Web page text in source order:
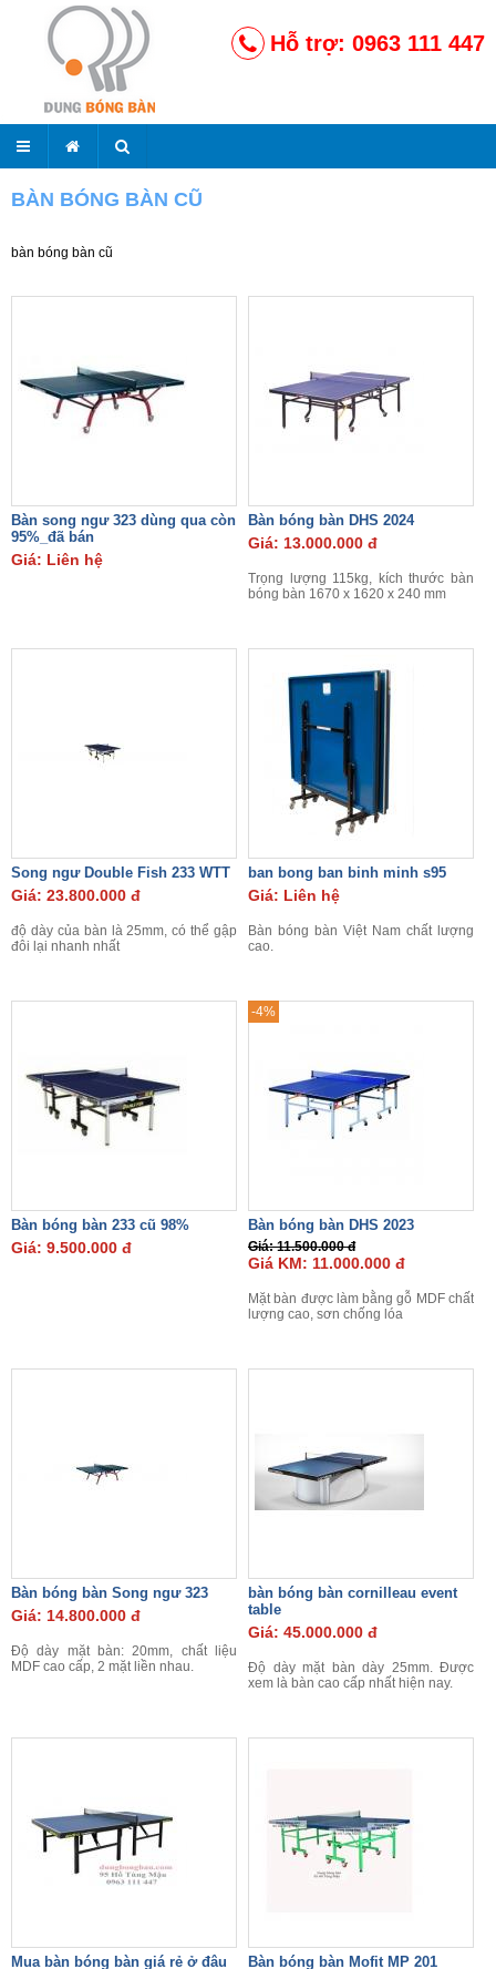
Hỗ trợ: 0963 111 447
BÀN BÓNG BÀN CŨ
bàn bóng bàn cũ
Bàn song ngư 323 dùng qua còn
95%_đã bán
Giá: Liên hệ
Bàn bóng bàn DHS 2024
Giá: 13.000.000 đ
Trọng lượng 115kg, kích thước bàn
bóng bàn 1670 x 1620 x 240 mm
Song ngư Double Fish 233 WTT
Giá: 23.800.000 đ
độ dày của bàn là 25mm, có thể gập
đôi lại nhanh nhất
ban bong ban binh minh s95
Giá: Liên hệ
Bàn bóng bàn Việt Nam chất lượng
cao.
Bàn bóng bàn 233 cũ 98%
Giá: 9.500.000 đ
-4%
Bàn bóng bàn DHS 2023
Giá: 11.500.000 đ
Giá KM: 11.000.000 đ
Mặt bàn được làm bằng gỗ MDF chất
lượng cao, sơn chống lóa
Bàn bóng bàn Song ngư 323
Giá: 14.800.000 đ
Độ dày mặt bàn: 20mm, chất liệu
MDF cao cấp, 2 mặt liền nhau.
bàn bóng bàn cornilleau event
table
Giá: 45.000.000 đ
Độ dày mặt bàn dày 25mm. Được
xem là bàn cao cấp nhất hiện nay.
Mua bàn bóng bàn giá rẻ ở đâu
Bàn bóng bàn Mofit MP 201